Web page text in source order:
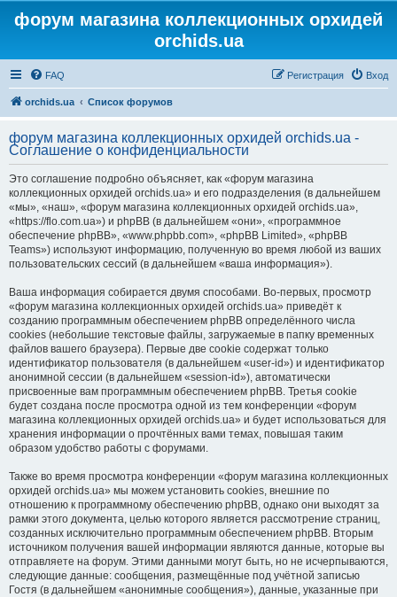
форум магазина коллекционных орхидей
orchids.ua
FAQ Вход
Регистрация
orchids.ua Список форумов
форум магазина коллекционных орхидей orchids.ua -
Соглашение о конфиденциальности
Это соглашение подробно объясняет, как «форум магазина
коллекционных орхидей orchids.ua» и его подразделения (в дальнейшем
«мы», «наш», «форум магазина коллекционных орхидей orchids.ua»,
«https://flo.com.ua») и phpBB (в дальнейшем «они», «программное
обеспечение phpBB», «www.phpbb.com», «phpBB Limited», «phpBB
Teams») используют информацию, полученную во время любой из ваших
пользовательских сессий (в дальнейшем «ваша информация»).
Ваша информация собирается двумя способами. Во-первых, просмотр
«форум магазина коллекционных орхидей orchids.ua» приведёт к
созданию программным обеспечением phpBB определённого числа
cookies (небольшие текстовые файлы, загружаемые в папку временных
файлов вашего браузера). Первые две cookie содержат только
идентификатор пользователя (в дальнейшем «user-id») и идентификатор
анонимной сессии (в дальнейшем «session-id»), автоматически
присвоенные вам программным обеспечением phpBB. Третья cookie
будет создана после просмотра одной из тем конференции «форум
магазина коллекционных орхидей orchids.ua» и будет использоваться для
хранения информации о прочтённых вами темах, повышая таким
образом удобство работы с форумами.
Также во время просмотра конференции «форум магазина коллекционных
орхидей orchids.ua» мы можем установить cookies, внешние по
отношению к программному обеспечению phpBB, однако они выходят за
рамки этого документа, целью которого является рассмотрение страниц,
созданных исключительно программным обеспечением phpBB. Вторым
источником получения вашей информации являются данные, которые вы
отправляете на форум. Этими данными могут быть, но не исчерпываются,
следующие данные: сообщения, размещённые под учётной записью
Гостя (в дальнейшем «анонимные сообщения»), данные, указанные при